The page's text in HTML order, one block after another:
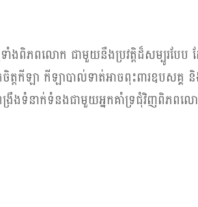
ភពលោក ជាមួយនឹងប្រវត្តិដ៏សម្បូរបែប ដ
ត្តកីឡា កីឡាបាល់ទាត់អាចពុះពារឧបសគ្គ
រឹងទំនាក់ទំនងជាមួយអ្នកគាំទ្រជុំវិញពិភពល